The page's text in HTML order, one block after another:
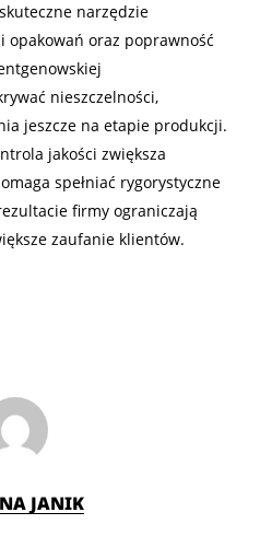
narzędzie
opakowań oraz poprawność
nieszczelności,
jeszcze na etapie produkcji.
jakości zwiększa
spełniać rygorystyczne
firmy ograniczają
zaufanie klientów.
JANIK